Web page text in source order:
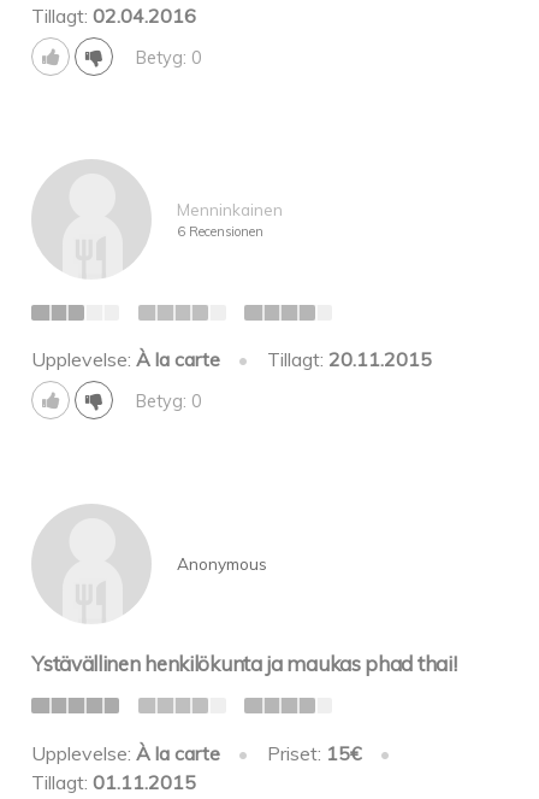
Tillagt:02.04.2016
Betyg: 0
Menninkainen
6 Recensionen
Upplevelse:À la carte • Tillagt: 20.11.2015
Betyg: 0
Anonymous
Ystävällinen henkilökunta ja maukas phad thai!
Upplevelse:À la carte • Priset: 15€
•
Tillagt:01.11.2015